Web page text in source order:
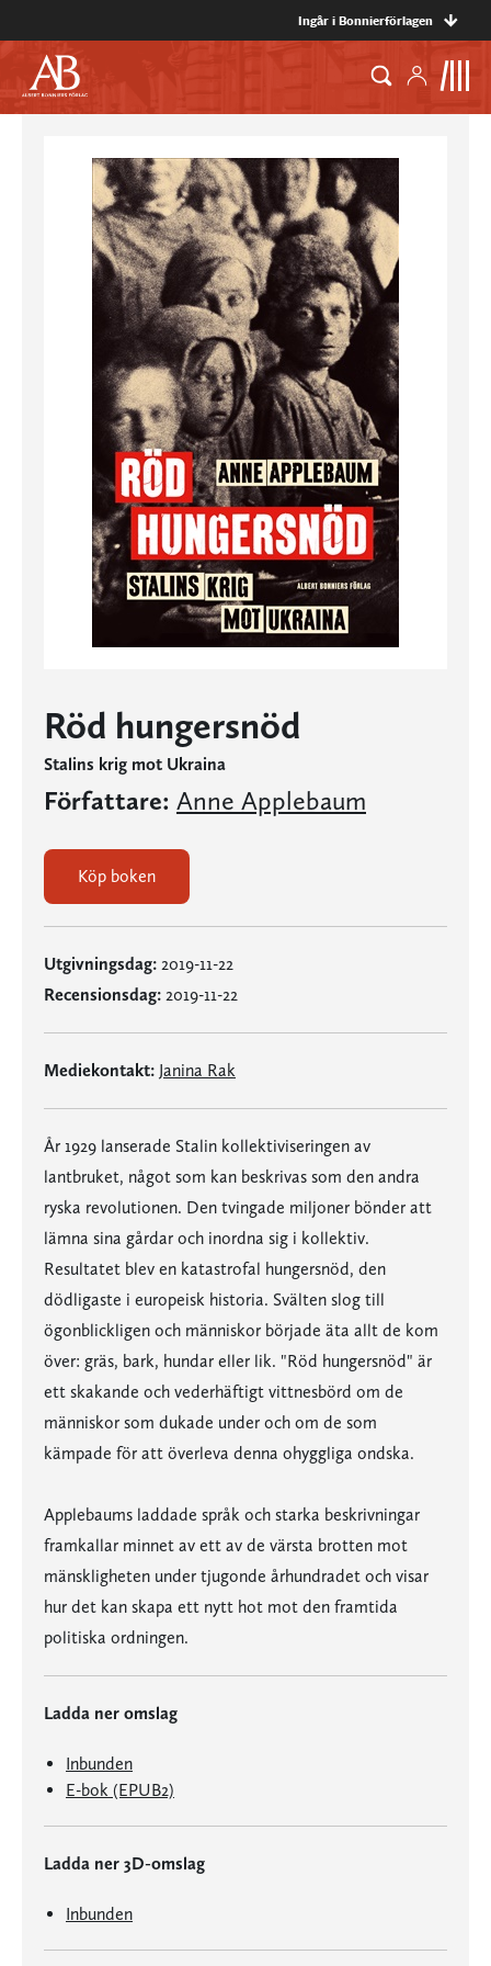
Ingår i Bonnierförlagen
Röd hungersnöd
Stalins krig mot Ukraina
Författare: Anne Applebaum
Köp boken
Utgivningsdag: 2019-11-22
Recensionsdag: 2019-11-22
Mediekontakt: Janina Rak
År 1929 lanserade Stalin kollektivi­seringen av
lantbruket, något som kan beskrivas som den andra
ryska revolutionen. Den tvingade miljoner bönder att
lämna sina gårdar och inordna sig i kollektiv.
Resultatet blev en katastrofal hungersnöd, den
dödligaste i europeisk historia. Svälten slog till
ögonblickligen och människor började äta allt de kom
över: gräs, bark, hundar eller lik. "Röd hungersnöd" är
ett skakande och vederhäftigt vittnesbörd om de
människor som dukade under och om de som
kämpade för att överleva denna ohyggliga ondska.
Applebaums laddade språk och starka beskrivningar
framkallar minnet av ett av de värsta brotten mot
mänskligheten under tjugonde århundradet och visar
hur det kan skapa ett nytt hot mot den framtida
politiska ordningen.
Ladda ner omslag
Inbunden
E-bok (EPUB2)
Ladda ner 3D-omslag
Inbunden